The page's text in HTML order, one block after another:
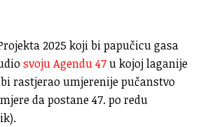
2025 koji bi papučicu gasa
svoju Agendu 47u kojoj laganije
rastjerao umjerenije pučanstvo
da postane 47. po redu